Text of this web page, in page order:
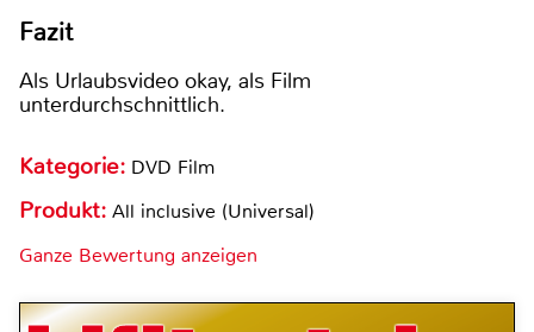
Fazit
Als Urlaubsvideo okay, als Film
unterdurchschnittlich.
Kategorie: DVD Film
Produkt: All inclusive (Universal)
Ganze Bewertung anzeigen